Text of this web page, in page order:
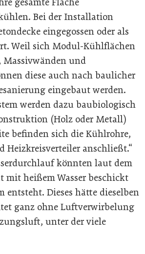
Bei der Installation
eingegossen oder als
Weil sich Modul-Kühlflächen
Massivwänden und
diese auch nach baulicher
eingebaut werden.
werden dazu baubiologisch
(Holz oder Metall)
befinden sich die Kühlrohre,
anschließt.“
könnten laut dem
mit heißem Wasser beschickt
entsteht. Dieses hätte dieselben
ganz ohne Luftverwirbelung
unter der viele